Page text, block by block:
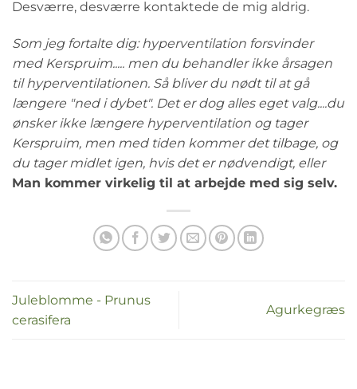
Desværre, desværre kontaktede de mig aldrig.
Som jeg fortalte dig: hyperventilation forsvinder
med Kerspruim..... men du behandler ikke årsagen
til hyperventilationen. Så bliver du nødt til at gå
længere "ned i dybet". Det er dog alles eget valg....du
ønsker ikke længere hyperventilation og tager
Kerspruim, men med tiden kommer det tilbage, og
du tager midlet igen, hvis det er nødvendigt, eller
Man kommer virkelig til at arbejde med sig selv.
Juleblomme - Prunus
cerasifera
Agurkegræs